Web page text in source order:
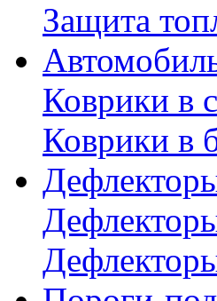
Защита
Коврики в
Коврики в